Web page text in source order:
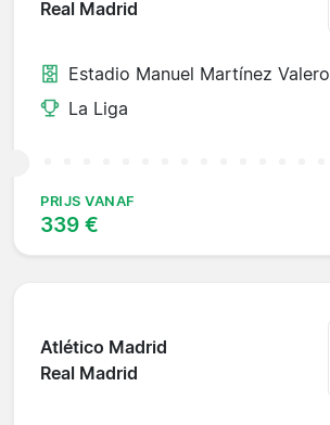
Real Madrid
Estadio Manuel Martínez Valero
La Liga
PRIJS VANAF
339 €
Atlético Madrid
Real Madrid